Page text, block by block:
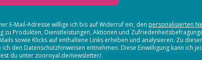
E-Mail-Adresse willige ich bis auf Widerruf ein, den personalisierten
zu Produkten, Dienstleistungen, Aktionen und
sowie Klicks auf enthaltene Links erheben und analysieren. Zu
den Datenschutzhinweisen entnehmen. Diese Einwilligung kann
du unter zooroyal.de/newsletter/.